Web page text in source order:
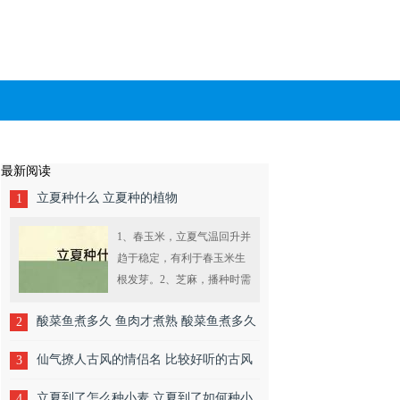
最新阅读
1 立夏种什么 立夏种的植物
1、春玉米，立夏气温回升并
趋于稳定，有利于春玉米生
根发芽。2、芝麻，播种时需
夏时节种植。3、大豆，种植
2 酸菜鱼煮多久 鱼肉才煮熟 酸菜鱼煮多久
才熟
3 仙气撩人古风的情侣名 比较好听的古风
情侣名